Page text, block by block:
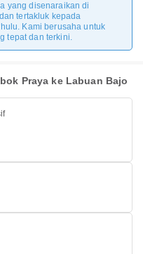
yang disenaraikan di
tertakluk kepada
Kami berusaha untuk
tepat dan terkini.
Praya ke Labuan Bajo